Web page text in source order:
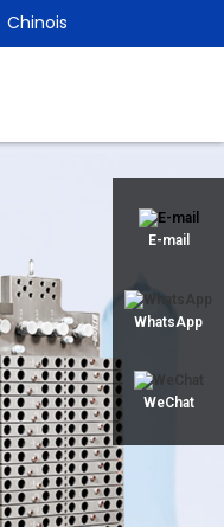
Chinois
E-mail
WhatsApp
WeChat